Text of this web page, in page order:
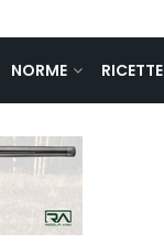
NORME RICETTE